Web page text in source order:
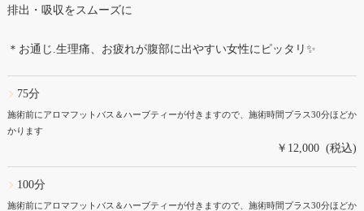
排出・吸収をスムーズに
＊お通じ.生理痛、お疲れが腹部に出やすい女性にピッタリ✨
75分
施術前にアロマフットバス＆ハーブティーが付きますので、施術時間プラス30分ほどか
かります
￥12,000 (税込)
100分
施術前にアロマフットバス＆ハーブティーが付きますので、施術時間プラス30分ほどか